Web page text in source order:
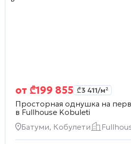
от ₾199 855 ₾3 411/м²
Просторная однушка на
в Fullhouse Kobuleti
Батуми, Кобулети